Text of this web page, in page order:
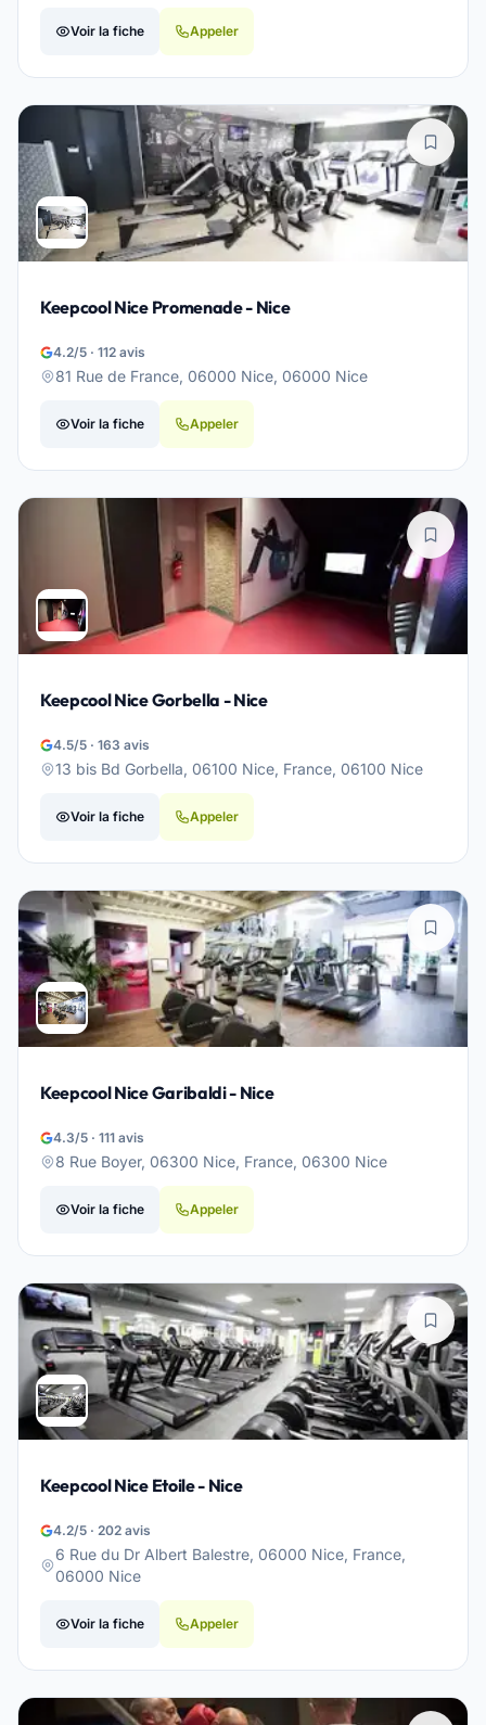
Voir la fiche Appeler
Keepcool Nice Promenade - Nice
4.2/5 · 112 avis
81 Rue de France, 06000 Nice, 06000 Nice
Voir la fiche Appeler
Keepcool Nice Gorbella - Nice
4.5/5 · 163 avis
13 bis Bd Gorbella, 06100 Nice, France, 06100 Nice
Voir la fiche Appeler
Keepcool Nice Garibaldi - Nice
4.3/5 · 111 avis
8 Rue Boyer, 06300 Nice, France, 06300 Nice
Voir la fiche Appeler
Keepcool Nice Etoile - Nice
4.2/5 · 202 avis
6 Rue du Dr Albert Balestre, 06000 Nice, France,
06000 Nice
Voir la fiche Appeler